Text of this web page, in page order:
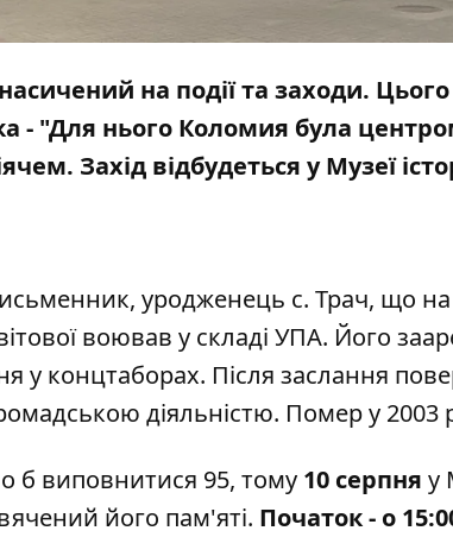
на події та заходи.
- "Для нього Коломия була
Захід відбудеться у Музеї
уродженець с. Трач, що
воював у складі УПА. Його
у концтаборах. Після заслання
діяльністю. Помер у 2003
б виповнитися 95, тому 10 серпня у
його пам'яті. Початок - о